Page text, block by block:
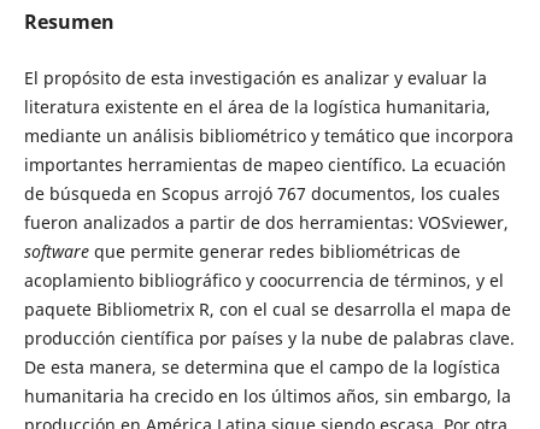
Resumen
El propósito de esta investigación es analizar y evaluar la
literatura existente en el área de la logística humanitaria,
mediante un análisis bibliométrico y temático que incorpora
importantes herramientas de mapeo científico. La ecuación
de búsqueda en Scopus arrojó 767 documentos, los cuales
fueron analizados a partir de dos herramientas: VOSviewer,
softwareque permite generar redes bibliométricas de
acoplamiento bibliográfico y coocurrencia de términos, y el
paquete Bibliometrix R, con el cual se desarrolla el mapa de
producción científica por países y la nube de palabras clave.
De esta manera, se determina que el campo de la logística
humanitaria ha crecido en los últimos años, sin embargo, la
producción en América Latina sigue siendo escasa. Por otra